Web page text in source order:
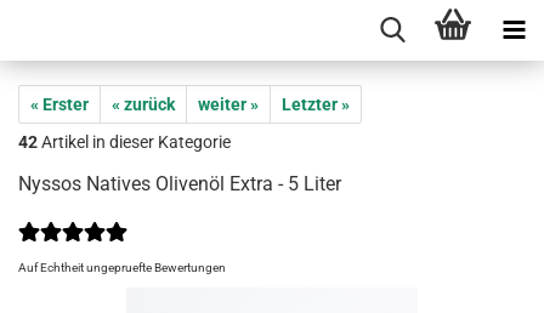
« Erster « zurück weiter »
Letzter »
42Artikel in dieser Kategorie
Nyssos Natives Olivenöl Extra - 5 Liter
Auf Echtheit ungepruefte Bewertungen